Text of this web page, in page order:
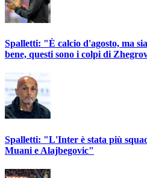
Spalletti: "È calcio d'agosto, ma
bene, questi sono i colpi di
Spalletti: "L'Inter è stata più
Muani e Alajbegovic"